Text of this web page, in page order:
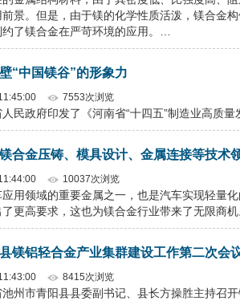
景。但是，由于镁的化学性质活泼，镁合金
了镁合金在严苛环境的应用。…
“中国镁谷”的形象力
7553次浏览
民政府印发了《河南省“十四五”制造业高质
合金压铸、模具设计、金属连接等技术
10037次浏览
用领域的重要金属之一，也是汽车实现轻量
更高要求，这也为镁合金行业带来了无限商机
镁铝轻合金产业集群建设工作第二次会
8415次浏览
池州市青阳县县委副书记、县长方操胜主持召